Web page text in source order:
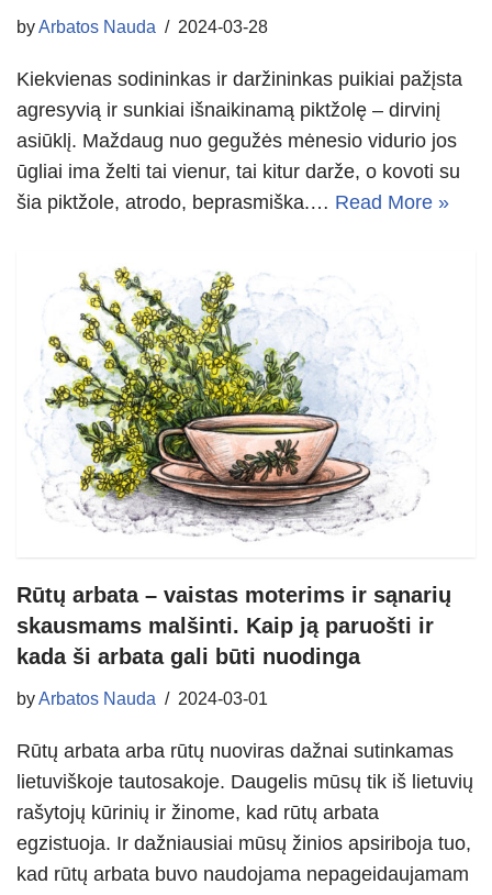
byArbatos Nauda 2024-03-28
Kiekvienas sodininkas ir daržininkas puikiai pažįsta
agresyvią ir sunkiai išnaikinamą piktžolę – dirvinį
asiūklį. Maždaug nuo gegužės mėnesio vidurio jos
ūgliai ima želti tai vienur, tai kitur darže, o kovoti su
šia piktžole, atrodo, beprasmiška.… Read More »
Rūtų arbata – vaistas moterims ir sąnarių
skausmams malšinti. Kaip ją paruošti ir
kada ši arbata gali būti nuodinga
byArbatos Nauda 2024-03-01
Rūtų arbata arba rūtų nuoviras dažnai sutinkamas
lietuviškoje tautosakoje. Daugelis mūsų tik iš lietuvių
rašytojų kūrinių ir žinome, kad rūtų arbata
egzistuoja. Ir dažniausiai mūsų žinios apsiriboja tuo,
kad rūtų arbata buvo naudojama nepageidaujamam